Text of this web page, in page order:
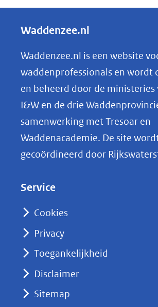
e
e
n
o
p
k
e
nieuw
naar
Waddenzee.nl
Waddenzee.nl is een website
waddenprofessionals en wordt
en beheerd door de ministeries
I&W en de drie
samenwerking met Tresoar en
Waddenacademie. De site
gecoördineerd door
Service
Cookies
Privacy
Toegankelijkheid
Disclaimer
Sitemap